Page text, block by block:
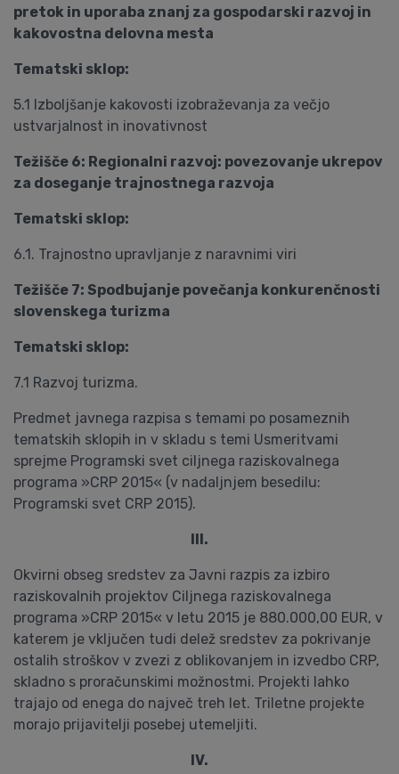
pretok in uporaba znanj za gospodarski razvoj in
kakovostna delovna mesta
Tematski sklop:
5.1 Izboljšanje kakovosti izobraževanja za večjo
ustvarjalnost in inovativnost
Težišče 6: Regionalni razvoj: povezovanje ukrepov
za doseganje trajnostnega razvoja
Tematski sklop:
6.1. Trajnostno upravljanje z naravnimi viri
Težišče 7: Spodbujanje povečanja konkurenčnosti
slovenskega turizma
Tematski sklop:
7.1 Razvoj turizma.
Predmet javnega razpisa s temami po posameznih
tematskih sklopih in v skladu s temi Usmeritvami
sprejme Programski svet ciljnega raziskovalnega
programa »CRP 2015« (v nadaljnjem besedilu:
Programski svet CRP 2015).
III.
Okvirni obseg sredstev za Javni razpis za izbiro
raziskovalnih projektov Ciljnega raziskovalnega
programa »CRP 2015« v letu 2015 je 880.000,00 EUR, v
katerem je vključen tudi delež sredstev za pokrivanje
ostalih stroškov v zvezi z oblikovanjem in izvedbo CRP,
skladno s proračunskimi možnostmi. Projekti lahko
trajajo od enega do največ treh let. Triletne projekte
morajo prijavitelji posebej utemeljiti.
IV.